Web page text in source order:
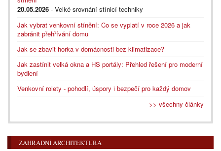
20.05.2026 - Velké srovnání stínicí techniky
Jak vybrat venkovní stínění: Co se vyplatí v roce 2026 a jak
zabránit přehřívání domu
Jak se zbavit horka v domácnosti bez klimatizace?
Jak zastínit velká okna a HS portály: Přehled řešení pro moderní
bydlení
Venkovní rolety - pohodlí, úspory i bezpečí pro každý domov
>> všechny články
ZAHRADNÍ ARCHITEKTURA